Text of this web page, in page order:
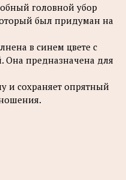
головной убор
был придуман на
в синем цвете с
Она предназначена для
и сохраняет опрятный